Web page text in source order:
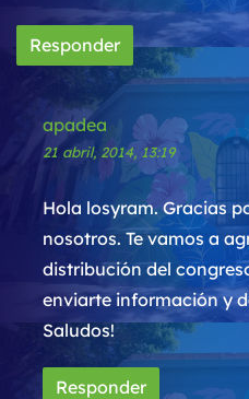
Responder
apadea
21 abril, 2014, 13:19
Hola losyram. Gracias
nosotros. Te vamos a
distribución del
enviarte información y
Saludos!
Responder